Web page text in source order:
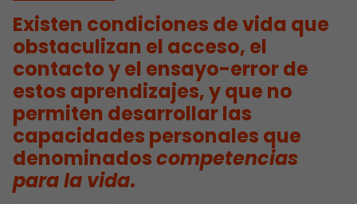
Existen condiciones de vida que
obstaculizan el acceso, el
contacto y el ensayo-error de
estos aprendizajes, y que no
permiten desarrollar las
capacidades personales que
denominadoscompetencias
para la vida.